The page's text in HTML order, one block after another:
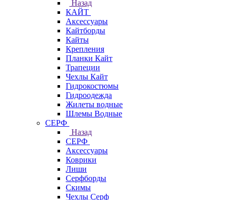
Назад
КАЙТ
Аксессуары
Кайтборды
Кайты
Крепления
Планки Кайт
Трапеции
Чехлы Кайт
Гидрокостюмы
Гидроодежда
Жилеты водные
Шлемы Водные
СЕРФ
Назад
СЕРФ
Аксессуары
Коврики
Лиши
Серфборды
Скимы
Чехлы Cерф